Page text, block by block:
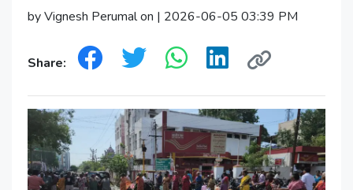
by Vignesh Perumal on | 2026-06-05 03:39 PM
Share: